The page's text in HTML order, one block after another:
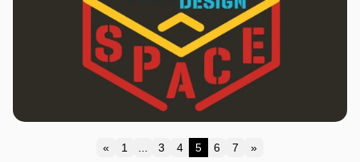
«
Previous
1 3 4 5 6 7 »
Next